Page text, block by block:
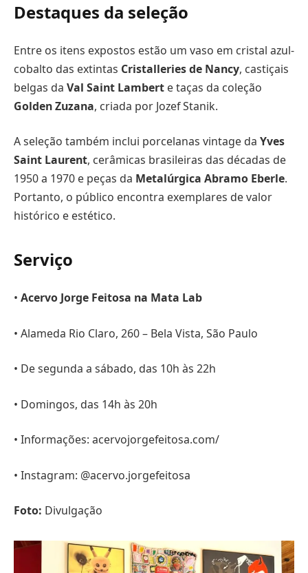
Destaques da seleção
Entre os itens expostos estão um vaso em cristal azul-
cobalto das extintas Cristalleries de Nancy, castiçais
belgas da Val Saint Lambert e taças da coleção
Golden Zuzana, criada por Jozef Stanik.
A seleção também inclui porcelanas vintage da Yves
Saint Laurent, cerâmicas brasileiras das décadas de
1950 a 1970 e peças da Metalúrgica Abramo Eberle.
Portanto, o público encontra exemplares de valor
histórico e estético.
Serviço
• Acervo Jorge Feitosa na Mata Lab
• Alameda Rio Claro, 260 – Bela Vista, São Paulo
• De segunda a sábado, das 10h às 22h
• Domingos, das 14h às 20h
• Informações: acervojorgefeitosa.com/
• Instagram: @acervo.jorgefeitosa
Foto: Divulgação